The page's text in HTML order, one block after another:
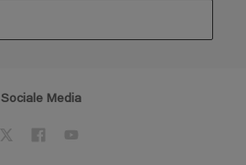
Sociale Media